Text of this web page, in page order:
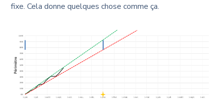
fixe. Cela donne quelques chose comme ça.